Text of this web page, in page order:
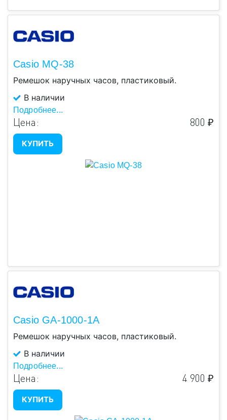
Casio MQ-38
Ремешок наручных часов, пластиковый.
В наличии
Подробнее...
Цена: 800 ₽
КУПИТЬ
Casio GA-1000-1A
Ремешок наручных часов, пластиковый.
В наличии
Подробнее...
Цена: 4 900 ₽
КУПИТЬ